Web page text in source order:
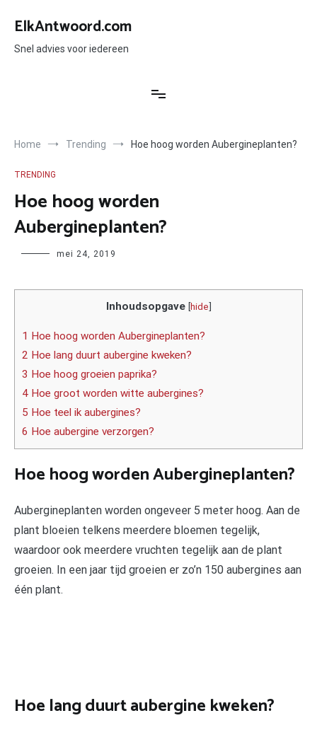
naar
inhoud
ElkAntwoord.com
Snel advies voor iedereen
Home Trending Hoe hoog worden Aubergineplanten?
TRENDING
Hoe hoog worden
Aubergineplanten?
Author mei 24, 2019
Inhoudsopgave [hide]
1 Hoe hoog worden Aubergineplanten?
2 Hoe lang duurt aubergine kweken?
3 Hoe hoog groeien paprika?
4 Hoe groot worden witte aubergines?
5 Hoe teel ik aubergines?
6 Hoe aubergine verzorgen?
Hoe hoog worden Aubergineplanten?
Aubergineplanten worden ongeveer 5 meter hoog. Aan de
plant bloeien telkens meerdere bloemen tegelijk,
waardoor ook meerdere vruchten tegelijk aan de plant
groeien. In een jaar tijd groeien er zo’n 150 aubergines aan
één plant.
Hoe lang duurt aubergine kweken?